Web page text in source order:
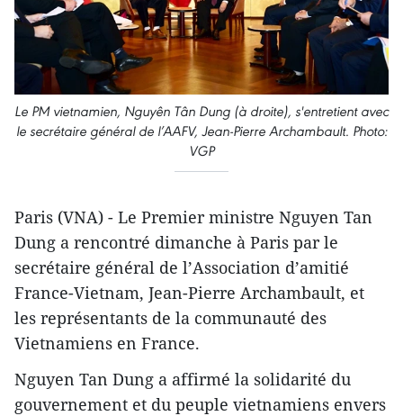
Le PM vietnamien, Nguyên Tân Dung (à droite), s'entretient avec
le secrétaire général de l’AAFV, Jean-Pierre Archambault. Photo:
VGP
Paris (VNA) - Le Premier ministre Nguyen Tan
Dung a rencontré dimanche à Paris par le
secrétaire général de l’Association d’amitié
France-Vietnam, Jean-Pierre Archambault, et
les représentants de la communauté des
Vietnamiens en France.
Nguyen Tan Dung a affirmé la solidarité du
gouvernement et du peuple vietnamiens envers